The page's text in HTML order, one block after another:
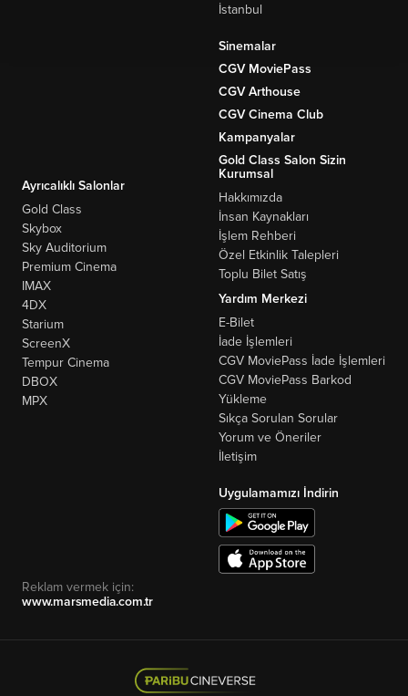
İstanbul
Sinemalar
CGV MoviePass
CGV Arthouse
CGV Cinema Club
Kampanyalar
Gold Class Salon Sizin
Ayrıcalıklı Salonlar
Gold Class
Skybox
Sky Auditorium
Premium Cinema
IMAX
4DX
Starium
ScreenX
Tempur Cinema
DBOX
MPX
Kurumsal
Hakkımızda
İnsan Kaynakları
İşlem Rehberi
Özel Etkinlik Talepleri
Toplu Bilet Satış
Yardım Merkezi
E-Bilet
İade İşlemleri
CGV MoviePass İade İşlemleri
CGV MoviePass Barkod
Yükleme
Sıkça Sorulan Sorular
Yorum ve Öneriler
İletişim
Uygulamamızı İndirin
Reklam vermek için:
www.marsmedia.com.tr